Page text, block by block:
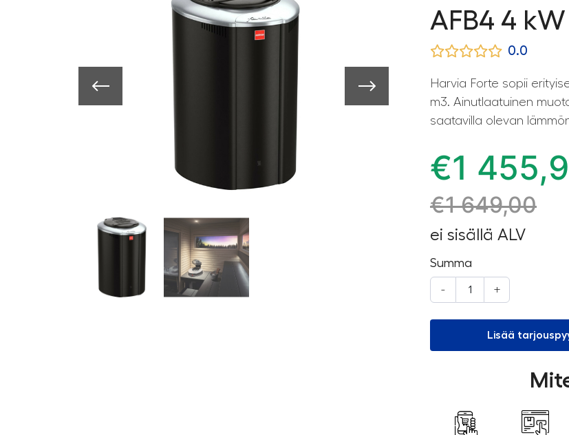
AFB4 4
0.0
Harvia Forte sopii
m3. Ainutlaatuinen
saatavilla olevan
€1
€1 649,00
ei sisällä ALV
Summa
- +
Lisää